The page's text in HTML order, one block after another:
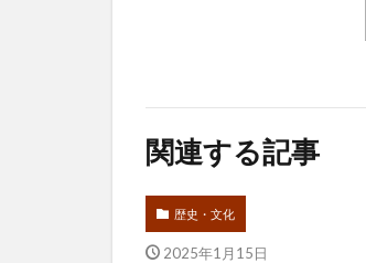
関連する記事
歴史・文化
2025年1月15日